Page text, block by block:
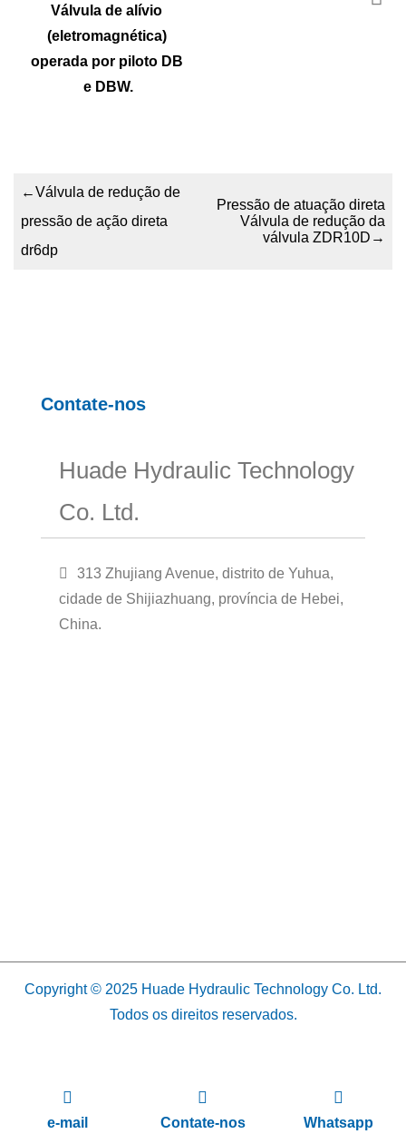
Válvula de alívio
(eletromagnética)
operada por piloto DB
e DBW.
←Válvula de redução de
pressão de ação direta
dr6dp
Pressão de atuação direta
Válvula de redução da
válvula ZDR10D →
Contate-nos
Huade Hydraulic Technology
Co. Ltd.
313 Zhujiang Avenue, distrito de Yuhua,
cidade de Shijiazhuang, província de Hebei,
China.
Copyright © 2025 Huade Hydraulic Technology Co. Ltd.
Todos os direitos reservados.
e-mail Contate-nos Whatsapp